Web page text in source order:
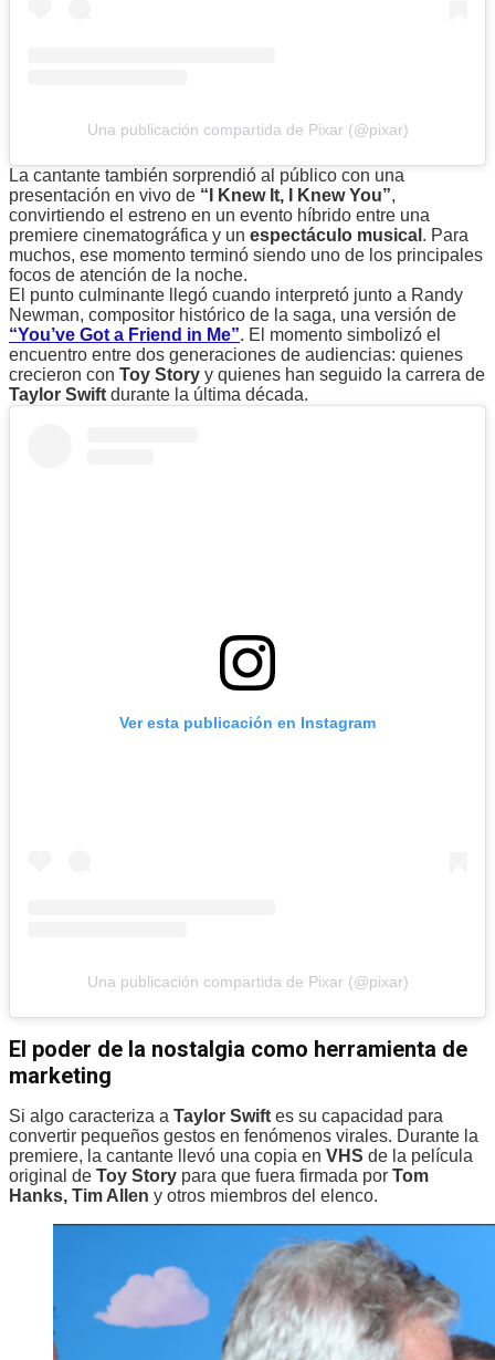
Una publicación compartida de Pixar (@pixar)
La cantante también sorprendió al público con una
presentación en vivo de “I Knew It, I Knew You”,
convirtiendo el estreno en un evento híbrido entre una
premiere cinematográfica y un espectáculo musical . Para
muchos, ese momento terminó siendo uno de los principales
focos de atención de la noche.
El punto culminante llegó cuando interpretó junto a Randy
Newman, compositor histórico de la saga, una versión de
“You’ve Got a Friend in Me”. El momento simbolizó el
encuentro entre dos generaciones de audiencias: quienes
crecieron con Toy Story y quienes han seguido la carrera de
Taylor Swift durante la última década.
Ver esta publicación en Instagram
Una publicación compartida de Pixar (@pixar)
El poder de la nostalgia como herramienta de
marketing
Si algo caracteriza a Taylor Swift es su capacidad para
convertir pequeños gestos en fenómenos virales. Durante la
premiere, la cantante llevó una copia en VHS de la película
original de Toy Story para que fuera firmada por Tom
Hanks, Tim Allen y otros miembros del elenco.